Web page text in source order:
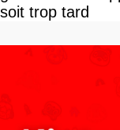
soit trop tard